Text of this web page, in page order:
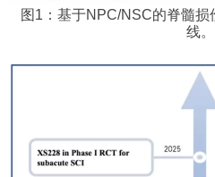
图1：基于NPC/NSC的脊髓
线。